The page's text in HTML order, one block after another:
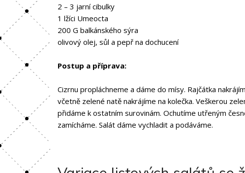
2 – 3 jarní cibulky
1 lžíci Umeocta
200 G balkánského sýra
olivový olej, sůl a pepř na dochucení
Postup a příprava:
Cizrnu propláchneme a dáme do mísy. Rajčátka
včetně zelené natě nakrájíme na kolečka. Veškerou
přidáme k ostatním surovinám. Ochutíme utřeným
zamícháme. Salát dáme vychladit a podáváme.